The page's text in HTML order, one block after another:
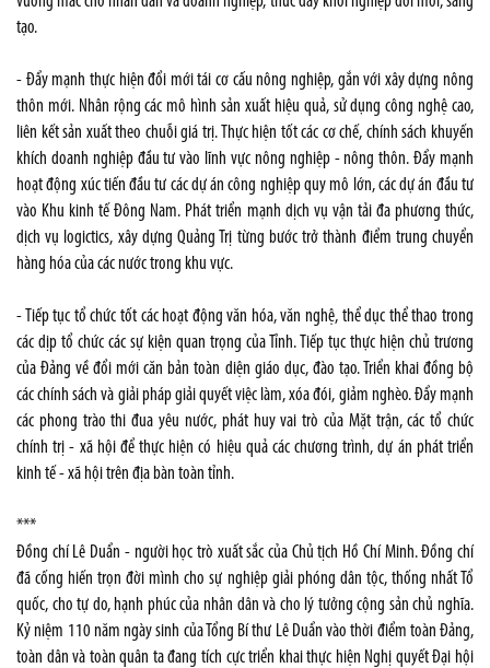
tạo.
- Đẩy mạnh thực hiện đổi mới tái cơ cấu nông nghiệp, gắn với xây dựng nông
thôn mới. Nhân rộng các mô hình sản xuất hiệu quả, sử dụng công nghệ cao,
liên kết sản xuất theo chuỗi giá trị. Thực hiện tốt các cơ chế, chính sách khuyến
khích doanh nghiệp đầu tư vào lĩnh vực nông nghiệp - nông thôn. Đẩy mạnh
hoạt động xúc tiến đầu tư các dự án công nghiệp quy mô lớn, các dự án đầu tư
vào Khu kinh tế Đông Nam. Phát triển mạnh dịch vụ vận tải đa phương thức,
dịch vụ logictics, xây dựng Quảng Trị từng bước trở thành điểm trung chuyển
hàng hóa của các nước trong khu vực.
- Tiếp tục tổ chức tốt các hoạt động văn hóa, văn nghệ, thể dục thể thao trong
các dịp tổ chức các sự kiện quan trọng của Tỉnh. Tiếp tục thực hiện chủ trương
của Đảng về đổi mới căn bản toàn diện giáo dục, đào tạo. Triển khai đồng bộ
các chính sách và giải pháp giải quyết việc làm, xóa đói, giảm nghèo. Đẩy mạnh
các phong trào thi đua yêu nước, phát huy vai trò của Mặt trận, các tổ chức
chính trị - xã hội để thực hiện có hiệu quả các chương trình, dự án phát triển
kinh tế - xã hội trên địa bàn toàn tỉnh.
***
Đồng chí Lê Duẩn - người học trò xuất sắc của Chủ tịch Hồ Chí Minh. Đồng chí
đã cống hiến trọn đời mình cho sự nghiệp giải phóng dân tộc, thống nhất Tổ
quốc, cho tự do, hạnh phúc của nhân dân và cho lý tưởng cộng sản chủ nghĩa.
Kỷ niệm 110 năm ngày sinh của Tổng Bí thư Lê Duẩn vào thời điểm toàn Đảng,
toàn dân và toàn quân ta đang tích cực triển khai thực hiện Nghị quyết Đại hội